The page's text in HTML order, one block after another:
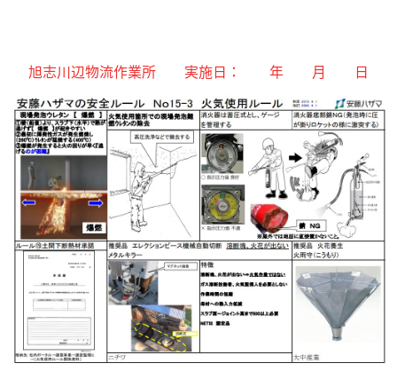
旭志川辺物流作業所 実施日： 年 月 日